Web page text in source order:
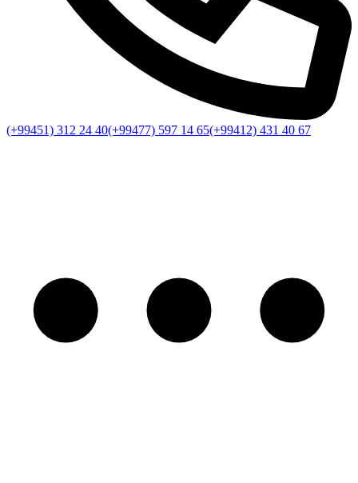
(+99451) 312 24 40(+99477) 597 14 65(+99412) 431 40 67